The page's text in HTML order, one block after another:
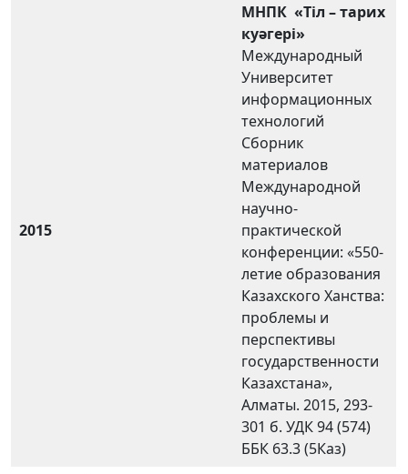
2015
МНПК «Тіл – тарих
куәгері»
Международный
Университет
информационных
технологий
Сборник
материалов
Международной
научно-
практической
конференции: «550-
летие образования
Казахского Ханства:
проблемы и
перспективы
государственности
Казахстана»,
Алматы. 2015, 293-
301 б. УДК 94 (574)
ББК 63.3 (5Каз)